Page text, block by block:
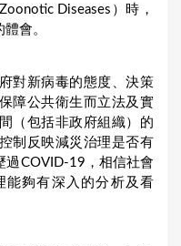
Diseases）時，
會。
對新病毒的態度、決策
障公共衛生而立法及實
（包括非政府組織）的
制反映減災治理是否有
過COVID-19，相信社會
能夠有深入的分析及看